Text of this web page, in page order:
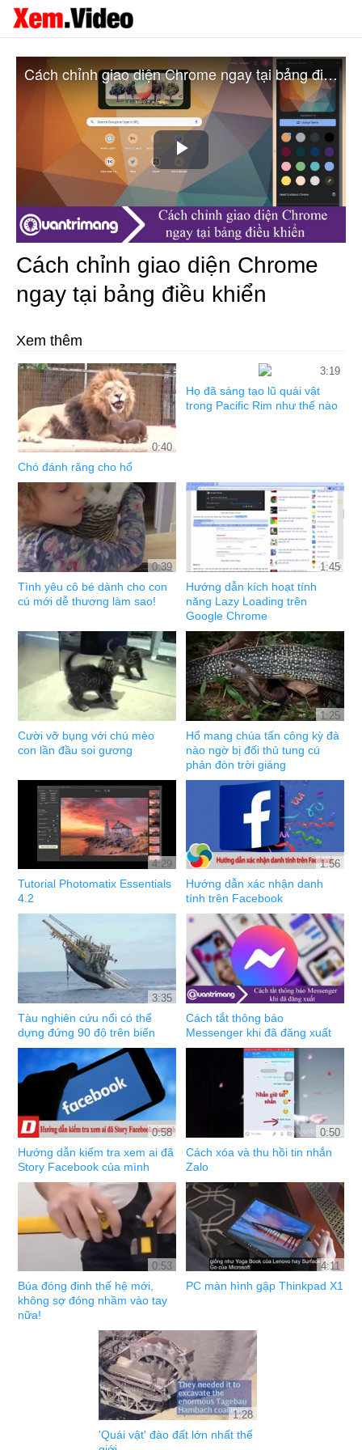
Play
Video
Cách chỉnh giao diện Chrome ngay tại bảng điều khiển
Cách chỉnh giao diện Chrome
ngay tại bảng điều khiển
Xem thêm
0:40
Chó đánh răng cho hổ
3:19
Họ đã sáng tạo lũ quái vật
trong Pacific Rim như thế nào
0:39
Tình yêu cô bé dành cho con
cú mới dễ thương làm sao!
1:45
Hướng dẫn kích hoạt tính
năng Lazy Loading trên
Google Chrome
Cười vỡ bụng với chú mèo
con lần đầu soi gương
1:25
Hổ mang chúa tấn công kỳ đà
nào ngờ bị đối thủ tung cú
phản đòn trời giáng
4:29
Tutorial Photomatix Essentials
4.2
1:56
Hướng dẫn xác nhận danh
tính trên Facebook
3:35
Tàu nghiên cứu nổi có thể
dựng đứng 90 độ trên biển
Cách tắt thông báo
Messenger khi đã đăng xuất
0:58
Hướng dẫn kiểm tra xem ai đã
Story Facebook của mình
0:50
Cách xóa và thu hồi tin nhắn
Zalo
0:53
Búa đóng đinh thế hệ mới,
không sợ đóng nhầm vào tay
nữa!
4:11
PC màn hình gập Thinkpad X1
1:28
'Quái vật' đào đất lớn nhất thế